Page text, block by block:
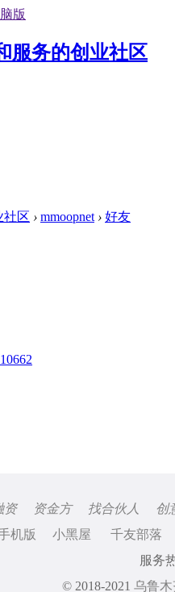
版
社区 › mmoopnet › 好友
资 资金方 找合伙人
创
机版 小黑屋
千友部落
服务
© 2018-2021 乌鲁